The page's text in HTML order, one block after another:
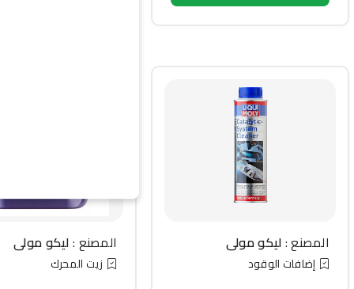
المصنع :ليكو مولي
إضافات الوقود
المصنع :ليكو مولي
زيت المحرك